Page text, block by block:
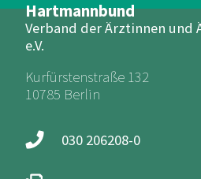
Hartmannbund
Verband der Ärztinnen und
e.V.
Kurfürstenstraße 132
10785 Berlin
030 206208-0